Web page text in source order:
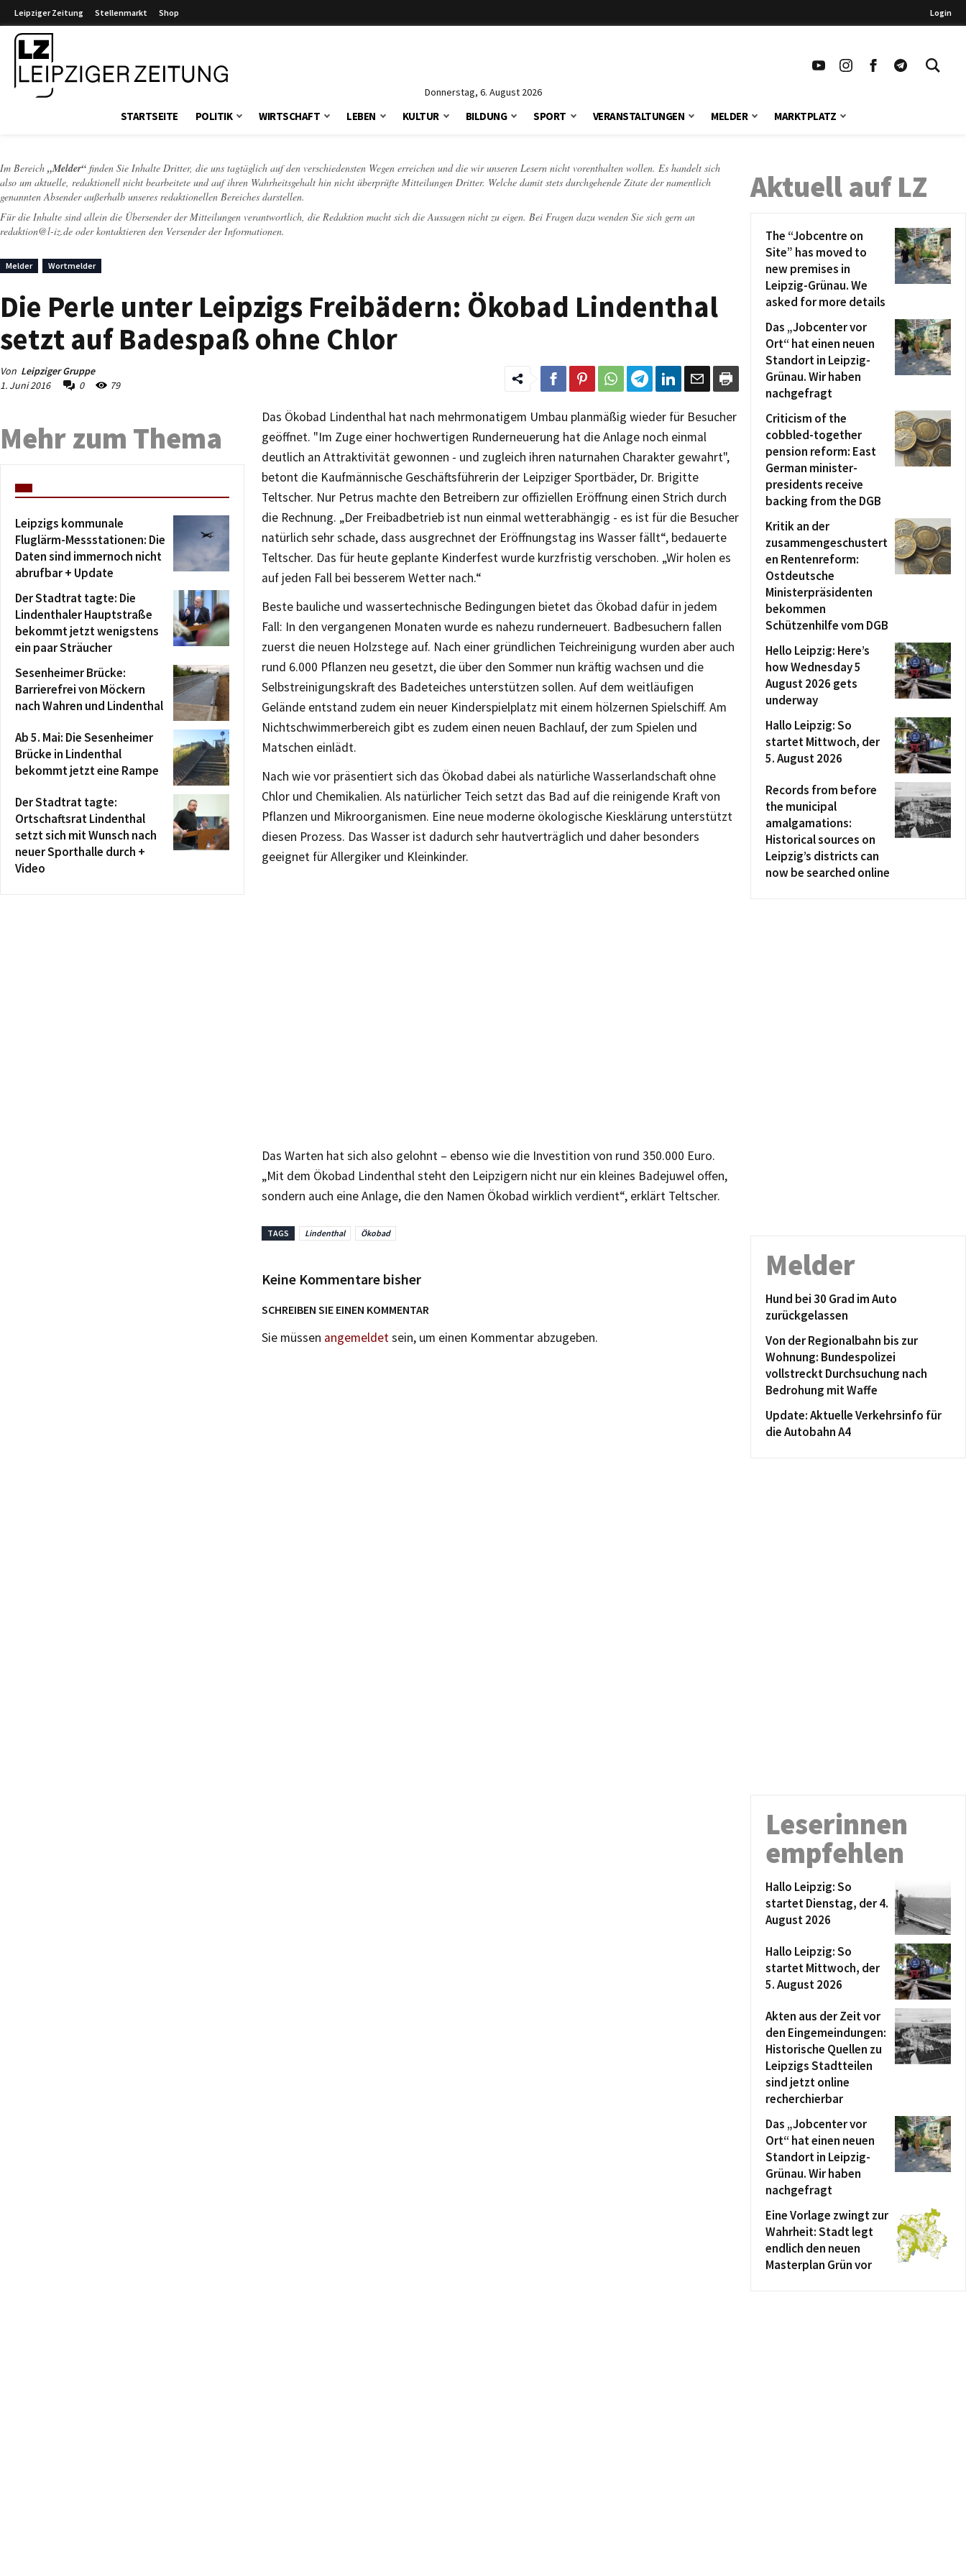
Leipziger Zeitung Stellenmarkt Shop Login
Donnerstag, 6. August 2026
STARTSEITE POLITIK WIRTSCHAFT LEBEN KULTUR BILDUNG SPORT VERANSTALTUNGEN MELDER MARKTPLATZ
Im Bereich „Melder“ finden Sie Inhalte Dritter, die uns tagtäglich auf den verschiedensten Wegen erreichen und die wir unseren Lesern nicht vorenthalten wollen. Es handelt sich
also um aktuelle, redaktionell nicht bearbeitete und auf ihren Wahrheitsgehalt hin nicht überprüfte Mitteilungen Dritter. Welche damit stets durchgehende Zitate der namentlich
genannten Absender außerhalb unseres redaktionellen Bereiches darstellen.
Für die Inhalte sind allein die Übersender der Mitteilungen verantwortlich, die Redaktion macht sich die Aussagen nicht zu eigen. Bei Fragen dazu wenden Sie sich gern an
redaktion@l-iz.de oder kontaktieren den Versender der Informationen.
Melder Wortmelder
Die Perle unter Leipzigs Freibädern: Ökobad Lindenthal
setzt auf Badespaß ohne Chlor
Von Leipziger Gruppe
1. Juni 2016
0 79
Das Ökobad Lindenthal hat nach mehrmonatigem Umbau planmäßig wieder für Besucher
geöffnet. "Im Zuge einer hochwertigen Runderneuerung hat die Anlage noch einmal
deutlich an Attraktivität gewonnen - und zugleich ihren naturnahen Charakter gewahrt",
betont die Kaufmännische Geschäftsführerin der Leipziger Sportbäder, Dr. Brigitte
Teltscher. Nur Petrus machte den Betreibern zur offiziellen Eröffnung einen Strich durch
die Rechnung. „Der Freibadbetrieb ist nun einmal wetterabhängig - es ist für die Besucher
natürlich sehr schade, dass ausgrechnet der Eröffnungstag ins Wasser fällt“, bedauerte
Teltscher. Das für heute geplante Kinderfest wurde kurzfristig verschoben. „Wir holen es
auf jeden Fall bei besserem Wetter nach.“
Beste bauliche und wassertechnische Bedingungen bietet das Ökobad dafür in jedem
Fall: In den vergangenen Monaten wurde es nahezu runderneuert. Badbesuchern fallen
zuerst die neuen Holzstege auf. Nach einer gründlichen Teichreinigung wurden aber auch
rund 6.000 Pflanzen neu gesetzt, die über den Sommer nun kräftig wachsen und die
Selbstreinigungskraft des Badeteiches unterstützen sollen. Auf dem weitläufigen
Gelände entstand zudem ein neuer Kinderspielplatz mit einem hölzernen Spielschiff. Am
Nichtschwimmerbereich gibt es zudem einen neuen Bachlauf, der zum Spielen und
Matschen einlädt.
Nach wie vor präsentiert sich das Ökobad dabei als natürliche Wasserlandschaft ohne
Chlor und Chemikalien. Als natürlicher Teich setzt das Bad auf die reinigende Kraft von
Pflanzen und Mikroorganismen. Eine neue moderne ökologische Kiesklärung unterstützt
diesen Prozess. Das Wasser ist dadurch sehr hautverträglich und daher besonders
geeignet für Allergiker und Kleinkinder.
Das Warten hat sich also gelohnt – ebenso wie die Investition von rund 350.000 Euro.
„Mit dem Ökobad Lindenthal steht den Leipzigern nicht nur ein kleines Badejuwel offen,
sondern auch eine Anlage, die den Namen Ökobad wirklich verdient“, erklärt Teltscher.
TAGS Lindenthal Ökobad
Keine Kommentare bisher
SCHREIBEN SIE EINEN KOMMENTAR
Sie müssen angemeldetsein, um einen Kommentar abzugeben.
Mehr zum Thema
Leipzigs kommunale
Fluglärm-Messstationen: Die
Daten sind immernoch nicht
abrufbar + Update
Der Stadtrat tagte: Die
Lindenthaler Hauptstraße
bekommt jetzt wenigstens
ein paar Sträucher
Sesenheimer Brücke:
Barrierefrei von Möckern
nach Wahren und Lindenthal
Ab 5. Mai: Die Sesenheimer
Brücke in Lindenthal
bekommt jetzt eine Rampe
Der Stadtrat tagte:
Ortschaftsrat Lindenthal
setzt sich mit Wunsch nach
neuer Sporthalle durch +
Video
Aktuell auf LZ
The “Jobcentre on
Site” has moved to
new premises in
Leipzig-Grünau. We
asked for more details
Das „Jobcenter vor
Ort“ hat einen neuen
Standort in Leipzig-
Grünau. Wir haben
nachgefragt
Criticism of the
cobbled-together
pension reform: East
German minister-
presidents receive
backing from the DGB
Kritik an der
zusammengeschustert
en Rentenreform:
Ostdeutsche
Ministerpräsidenten
bekommen
Schützenhilfe vom DGB
Hello Leipzig: Here’s
how Wednesday 5
August 2026 gets
underway
Hallo Leipzig: So
startet Mittwoch, der
5. August 2026
Records from before
the municipal
amalgamations:
Historical sources on
Leipzig’s districts can
now be searched online
Melder
Hund bei 30 Grad im Auto
zurückgelassen
Von der Regionalbahn bis zur
Wohnung: Bundespolizei
vollstreckt Durchsuchung nach
Bedrohung mit Waffe
Update: Aktuelle Verkehrsinfo für
die Autobahn A4
Leserinnen
empfehlen
Hallo Leipzig: So
startet Dienstag, der 4.
August 2026
Hallo Leipzig: So
startet Mittwoch, der
5. August 2026
Akten aus der Zeit vor
den Eingemeindungen:
Historische Quellen zu
Leipzigs Stadtteilen
sind jetzt online
recherchierbar
Das „Jobcenter vor
Ort“ hat einen neuen
Standort in Leipzig-
Grünau. Wir haben
nachgefragt
Eine Vorlage zwingt zur
Wahrheit: Stadt legt
endlich den neuen
Masterplan Grün vor